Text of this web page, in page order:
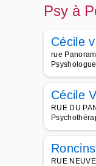
Psy à
Cécile
rue
Cécile
RUE DU
RUE